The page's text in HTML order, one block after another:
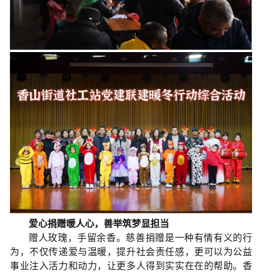
爱心捐赠暖人心，善举筑梦显担当
赠人玫瑰，手留余香。慈善捐赠是一种有情有义的行
为，不仅传递爱与温暖，提升社会责任感，更可以为公益
事业注入活力和动力，让更多人得到实实在在的帮助。香